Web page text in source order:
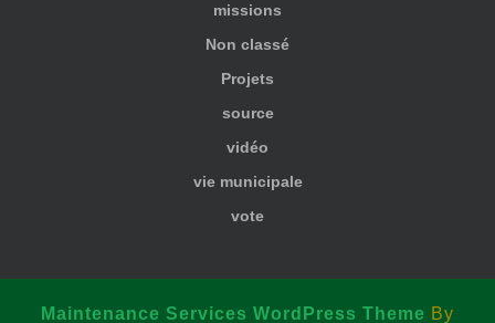
missions
Non classé
Projets
source
vidéo
vie municipale
vote
Maintenance Services WordPress Theme By